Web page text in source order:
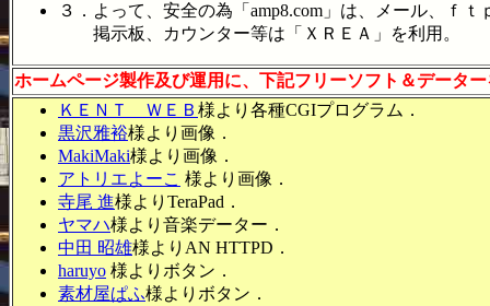
３．よって、安全の為「amp8.com」は、メール、ｆｔ
掲示板、カウンター等は「ＸＲＥＡ」を利用。
ホームページ製作及び運用に、下記フリーソフト＆データ
ＫＥＮＴ ＷＥＢ 様より各種CGIプログラム．
黒沢雅裕様より画像．
MakiMaki様より画像．
アトリエよーこ 様より画像．
寺尾 進様よりTeraPad．
ヤマハ様より音楽データー．
中田 昭雄様よりAN HTTPD．
haruyo 様よりボタン．
素材屋ぱふ様よりボタン．